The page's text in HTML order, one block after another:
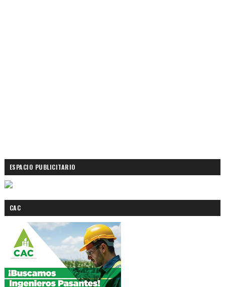
ESPACIO PUBLICITARIO
CAC